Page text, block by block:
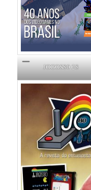
JOGOS80 28